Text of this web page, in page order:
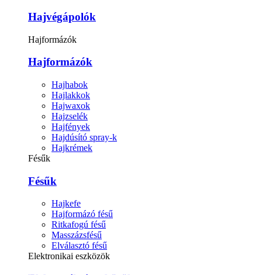
Hajvégápolók
Hajformázók
Hajformázók
Hajhabok
Hajlakkok
Hajwaxok
Hajzselék
Hajfények
Hajdúsító spray-k
Hajkrémek
Fésűk
Fésűk
Hajkefe
Hajformázó fésű
Ritkafogú fésű
Masszázsfésű
Elválasztó fésű
Elektronikai eszközök